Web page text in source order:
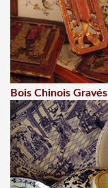
Bois Chinois Gravés